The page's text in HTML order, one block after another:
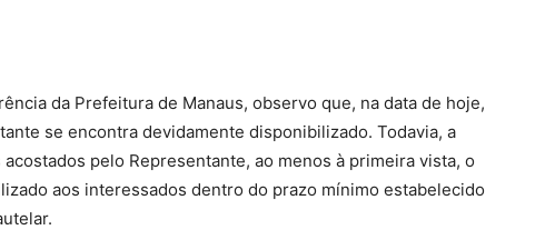
da Prefeitura de Manaus, observo que, na data de hoje,
se encontra devidamente disponibilizado. Todavia, a
pelo Representante, ao menos à primeira vista, o
aos interessados dentro do prazo mínimo estabelecido